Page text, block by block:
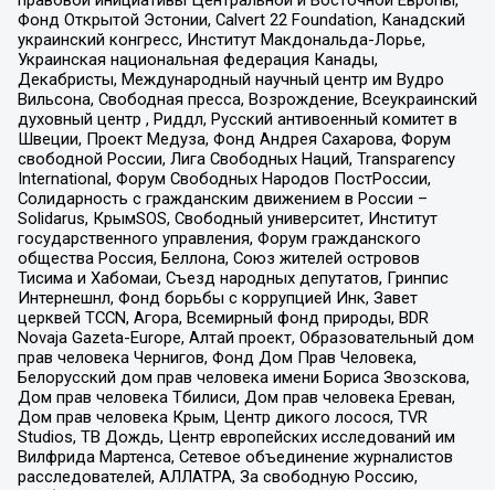
Фонд Открытой Эстонии, Calvert 22 Foundation, Канадский
украинский конгресс, Институт Макдональда-Лорье,
Украинская национальная федерация Канады,
Декабристы, Международный научный центр им Вудро
Вильсона, Свободная пресса, Возрождение, Всеукраинский
духовный центр , Риддл, Русский антивоенный комитет в
Швеции, Проект Медуза, Фонд Андрея Сахарова, Форум
свободной России, Лига Свободных Наций, Transparеncy
International, Форум Свободных Народов ПостРоссии,
Солидарность с гражданским движением в России –
Solidarus, КрымSOS, Свободный университет, Институт
государственного управления, Форум гражданского
общества Россия, Беллона, Союз жителей островов
Тисима и Хабомаи, Съезд народных депутатов, Гринпис
Интернешнл, Фонд борьбы с коррупцией Инк, Завет
церквей TCCN, Агора, Всемирный фонд природы, BDR
Novaja Gazeta-Europe, Алтай проект, Образовательный дом
прав человека Чернигов, Фонд Дом Прав Человека,
Белорусский дом прав человека имени Бориса Звозскова,
Дом прав человека Тбилиси, Дом прав человека Ереван,
Дом прав человека Крым, Центр дикого лосося, TVR
Studios, ТВ Дождь, Центр европейских исследований им
Вилфрида Мартенса, Сетевое объединение журналистов
расследователей, АЛЛАТРА, За свободную Россию,